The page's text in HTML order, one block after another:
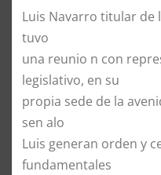
Luis Navarro titular de
tuvo
una reunio n con
legislativo, en su
propia sede de la
sen alo
Luis generan orden y
fundamentales